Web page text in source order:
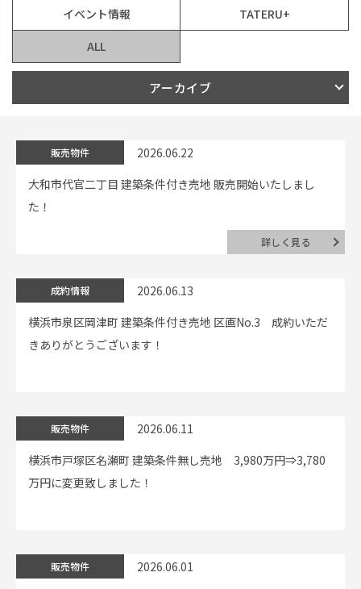
会社情報
お知らせ
0120-800-108
イベント情報
TATERU+
ALL
アーカイブ
販売物件
2026.06.22
大和市代官二丁目 建築条件付き売地 販売開始いたしまし
た！
詳しく見る
成約情報
2026.06.13
横浜市泉区岡津町 建築条件付き売地 区画No.3 成約いただ
きありがとうございます！
販売物件
2026.06.11
横浜市戸塚区名瀬町 建築条件無し売地 3,980万円⇒3,780
万円に変更致しました！
販売物件
2026.06.01